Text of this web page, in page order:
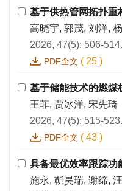
基于供热管网拓扑重
高晓宇, 郭茂, 刘洋,
2026, 47(5): 506-514.
PDF全文 ( 25 )
基于储能技术的燃煤
王菲, 贾冰洋, 宋先琦
2026, 47(5): 515-523.
PDF全文 ( 43 )
具备最优效率跟踪功
施永, 靳昊瑞, 谢缔,